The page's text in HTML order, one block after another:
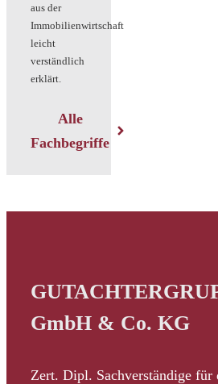
aus der
Immobilienwirtschaft
leicht
verständlich
erklärt.
Alle
Fachbegriffe
GmbH & Co. KG
Zert. Dipl. Sachverständige für